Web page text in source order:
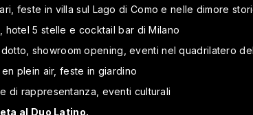
feste in villa sul Lago di Como e nelle dimore
5 stelle e cocktail bar di Milano
showroom opening, eventi nel quadrilatero
plein air, feste in giardino
di rappresentanza, eventi culturali
al Duo Latino.